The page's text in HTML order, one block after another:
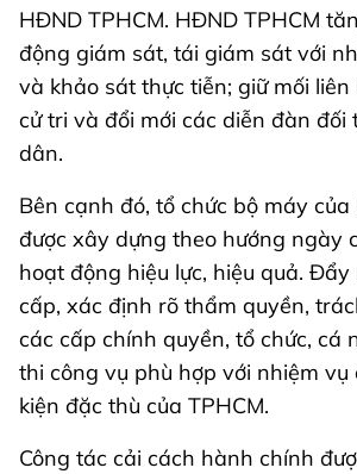
HĐND TPHCM. HĐND TPHCM
động giám sát, tái giám sát với
và khảo sát thực tiễn; giữ mối
cử tri và đổi mới các diễn đàn đối
dân.
Bên cạnh đó, tổ chức bộ máy của
được xây dựng theo hướng ngày
hoạt động hiệu lực, hiệu quả.
cấp, xác định rõ thẩm quyền,
các cấp chính quyền, tổ chức, cá
thi công vụ phù hợp với nhiệm vụ
kiện đặc thù của TPHCM.
Công tác cải cách hành chính